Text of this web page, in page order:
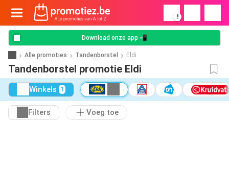
!
Download onze app 📲
Alle promoties Tandenborstel Eldi
Tandenborstel promotie Eldi
Winkels 1
Filters Voeg toe